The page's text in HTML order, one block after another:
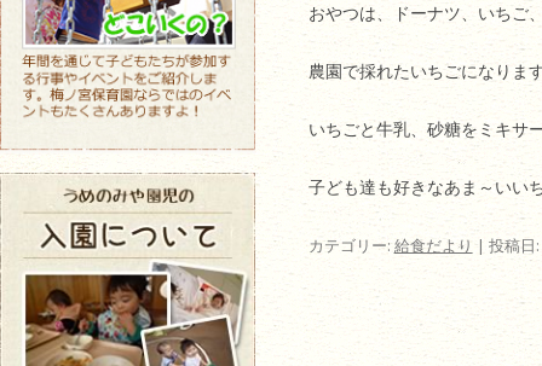
おやつは、ドーナツ、いち
農園で採れたいちごになりま
いちごと牛乳、砂糖をミキサ
子ども達も好きなあま～いい
カテゴリー:給食だより | 投稿日: